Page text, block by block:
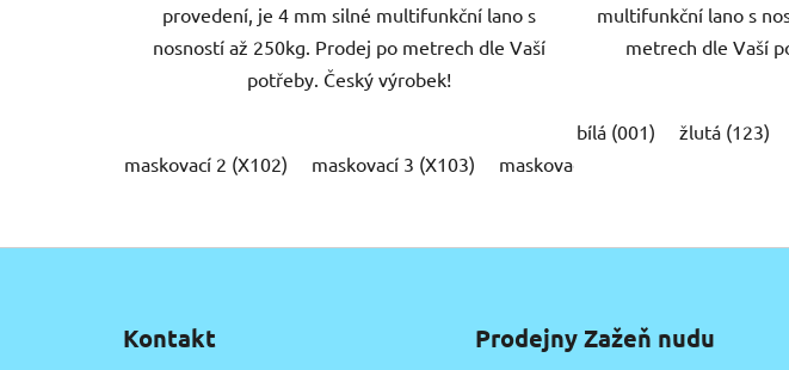
provedení, je 4 mm silné multifunkční lano s
nosností až 250kg. Prodej po metrech dle Vaší
potřeby. Český výrobek!
maskovací 2 (X102) maskovací 3 (X103) maskovací 4 (X104)
multifunkční lano s
metrech dle Vaší
bílá (001) žlutá (123)
Kontakt Prodejny Zažeň nudu